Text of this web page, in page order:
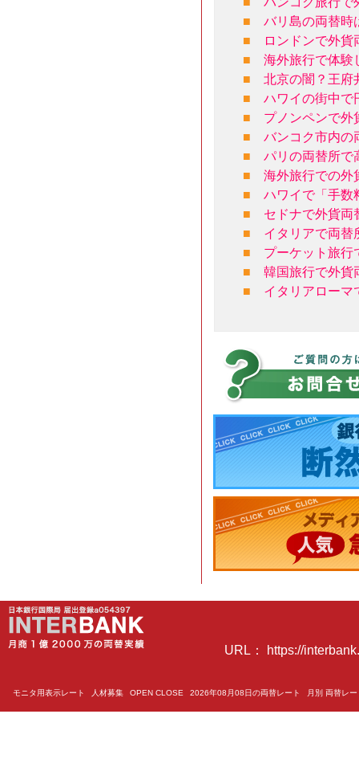
■
バリ島の両替時
■
ロンドンで外
■
海外旅行で体験
■
北京の闇？王府
■
ハワイの街中で
■
プノンペンで外
■
バンコク市内の
■
パリの両替所で
■
海外旅行での外
■
ハワイで「手数
■
セドナで外貨両
■
イタリアで両替
■
プーケット旅行
■
韓国旅行で外貨
■
イタリアローマ
URL： https://
モニタ用表示レート 人材募集 OPEN CLOSE 2026年08月08日の両替レート 月別 両替レ